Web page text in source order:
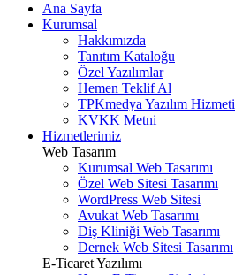
Ana Sayfa
Kurumsal
Hakkımızda
Tanıtım Kataloğu
Özel Yazılımlar
Hemen Teklif Al
TPKmedya Yazılım Hizmeti
KVKK Metni
Hizmetlerimiz
Web Tasarım
Kurumsal Web Tasarımı
Özel Web Sitesi Tasarımı
WordPress Web Sitesi
Avukat Web Tasarımı
Diş Kliniği Web Tasarımı
Dernek Web Sitesi Tasarımı
E-Ticaret Yazılımı